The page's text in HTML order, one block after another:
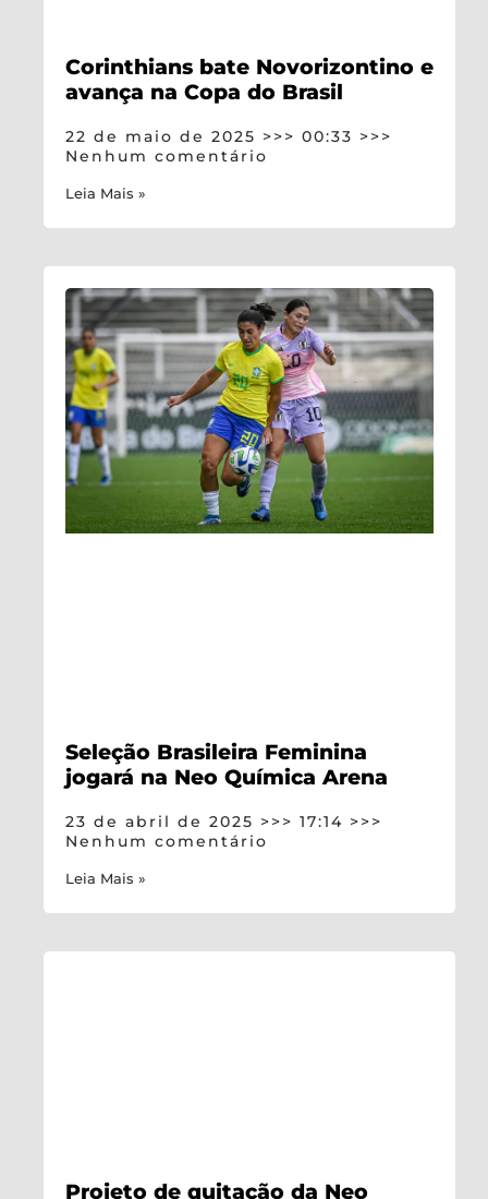
Corinthians bate Novorizontino e
avança na Copa do Brasil
22 de maio de 2025
00:33
Nenhum comentário
Leia Mais »
Seleção Brasileira Feminina
jogará na Neo Química Arena
23 de abril de 2025
17:14
Nenhum comentário
Leia Mais »
Projeto de quitação da Neo